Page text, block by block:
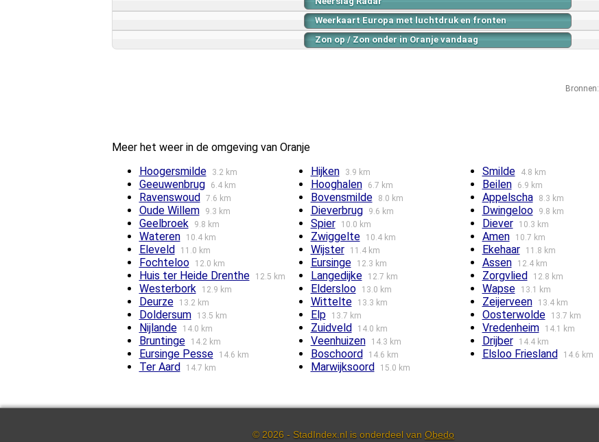
Weerkaart Europa met luchtdruk en fronten
Zon op / Zon onder in Oranje vandaag
Bronnen:
Meer het weer in de omgeving van Oranje
Hoogersmilde
3.2 km Hijken 3.9 km Smilde 4.8 km
Geeuwenbrug 6.4 km Hooghalen 6.7 km Beilen 6.9 km
Ravenswoud 7.6 km Bovensmilde 8.0 km Appelscha 8.3 km
Oude Willem 9.3 km Dieverbrug 9.6 km Dwingeloo 9.8 km
Geelbroek 9.8 km Spier 10.0 km Diever 10.3 km
Wateren 10.4 km Zwiggelte 10.4 km Amen 10.7 km
Eleveld 11.0 km Wijster 11.4 km Ekehaar 11.8 km
Fochteloo 12.0 km Eursinge 12.3 km Assen 12.4 km
Huis ter Heide Drenthe 12.5 km Langedijke 12.7 km Zorgvlied 12.8 km
Westerbork 12.9 km Eldersloo 13.0 km Wapse 13.1 km
Deurze 13.2 km Wittelte 13.3 km Zeijerveen 13.4 km
Doldersum 13.5 km Elp 13.7 km Oosterwolde 13.7 km
Nijlande 14.0 km Zuidveld 14.0 km Vredenheim 14.1 km
Bruntinge 14.2 km Veenhuizen 14.3 km Drijber 14.4 km
Eursinge Pesse 14.6 km Boschoord 14.6 km Elsloo Friesland 14.6 km
Ter Aard 14.7 km Marwijksoord 15.0 km
© 2026 - StadIndex.nl is onderdeel van Obedo